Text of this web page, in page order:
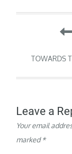
적 같은 일이다.
TOWARDS
Leave a
Your email
marked*